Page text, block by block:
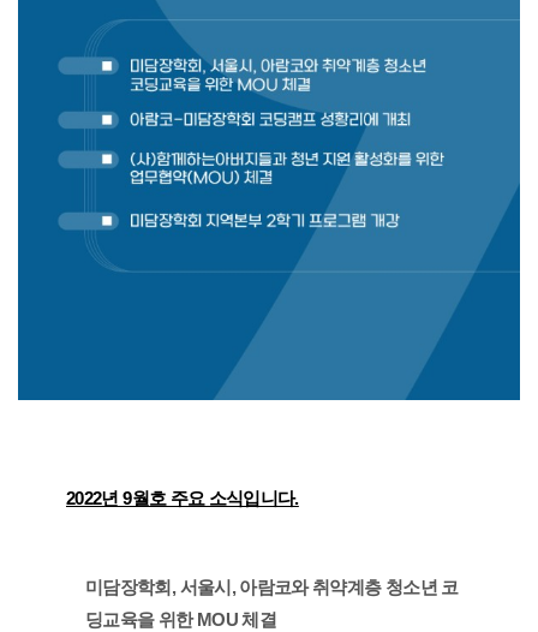
2022년 9월호 주요 소식입니다.
미담장학회, 서울시, 아람코와 취약계층 청소년 코
딩교육을 위한 MOU 체결